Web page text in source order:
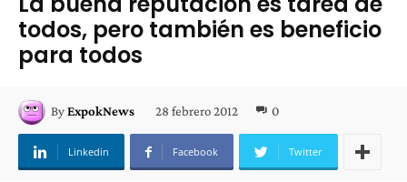
todos, pero también es beneficio
para todos
ByExpokNews 28 febrero 2012 0
Linkedin Facebook Twitter